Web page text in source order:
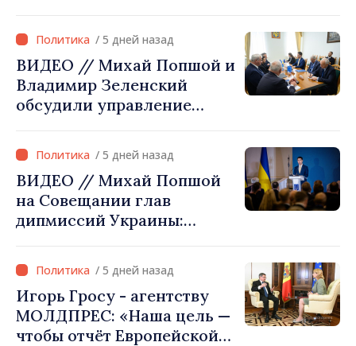
безопасностью Украины»
/ 5 дней назад
ВИДЕО // Михай Попшой и
Владимир Зеленский
обсудили управление
ситуацией в бассейне реки
Днестр и совместные
проекты в сфере
инфраструктуры и
энергетики
/ 5 дней назад
ВИДЕО // Михай Попшой
на Совещании глав
дипмиссий Украины:
сделала свой выбор. Мы
вместе с Украиной»
/ 5 дней назад
Игорь Гросу - агентству
МОЛДПРЕС: «Наша цель —
чтобы отчёт Европейской